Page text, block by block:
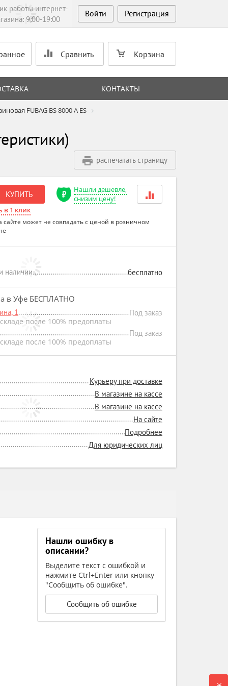
работы интернет-
9:00-19:00
Войти Регистрация
Сравнить Корзина
КОНТАКТЫ
FUBAG BS 8000 A ES
распечатать страницу
КУПИТЬ
в 1 клик
Нашли дешевле,
снизим цену!
сайте может не совпадать с ценой в розничном
наличии бесплатно
в Уфе БЕСПЛАТНО
1
Под заказ
после 100% предоплаты
Под заказ
после 100% предоплаты
Курьеру при доставке
В магазине на кассе
В магазине на кассе
На сайте
Подробнее
Для юридических лиц
Нашли ошибку в
описании?
Выделите текст с ошибкой и
нажмите Ctrl+Enter или кнопку
"Сообщить об ошибке".
Сообщить об ошибке